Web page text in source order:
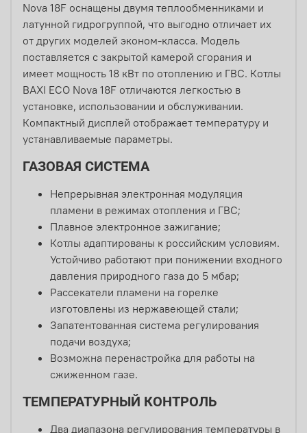
Nova 18F оснащены двумя теплообменниками и
латунной гидрогруппой, что выгодно отличает их
от других моделей эконом-класса. Модель
поставляется с закрытой камерой сгорания и
имеет мощность 18 кВт по отоплению и ГВС. Котлы
BAXI ECO Nova 18F отличаются легкостью в
установке, использовании и обслуживании.
Компактный дисплей отображает температуру и
устанавливаемые параметры.
ГАЗОВАЯ СИСТЕМА
Непрерывная электронная модуляция
пламени в режимах отопления и ГВС;
Плавное электронное зажигание;
Котлы адаптированы к российским условиям.
Устойчиво работают при понижении входного
давления природного газа до 5 мбар;
Рассекатели пламени на горелке
изготовлены из нержавеющей стали;
Запатентованная система регулирования
подачи воздуха;
Возможна перенастройка для работы на
сжиженном газе.
ТЕМПЕРАТУРНЫЙ КОНТРОЛЬ
Два диапазона регулирования температуры в